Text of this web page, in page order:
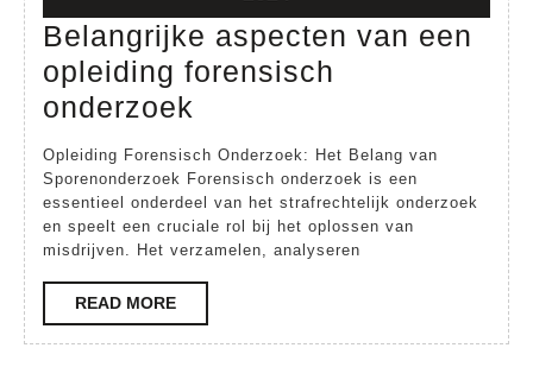
juni
2024
Belangrijke aspecten van een
opleiding forensisch
onderzoek
aspecten
van
een
opleiding
forensisch
onderzoek
Opleiding Forensisch Onderzoek: Het Belang van
Sporenonderzoek Forensisch onderzoek is een
essentieel onderdeel van het strafrechtelijk onderzoek
en speelt een cruciale rol bij het oplossen van
misdrijven. Het verzamelen, analyseren
READ MOREREAD
MORE